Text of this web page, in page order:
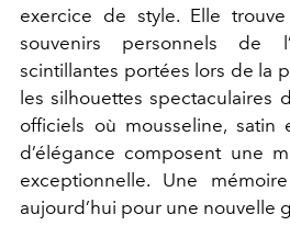
exercice de style. Elle
souvenirs personnels de
scintillantes portées lors de la
les silhouettes spectaculaires
officiels où mousseline, satin
d’élégance composent une
exceptionnelle. Une
aujourd’hui pour une nouvelle